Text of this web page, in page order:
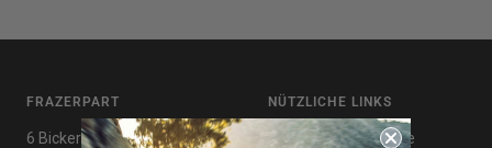
FRAZERPART
6 Bickerton Ave, Wirral,
NÜTZLICHE LINKS
Datenschutzrichtlinie